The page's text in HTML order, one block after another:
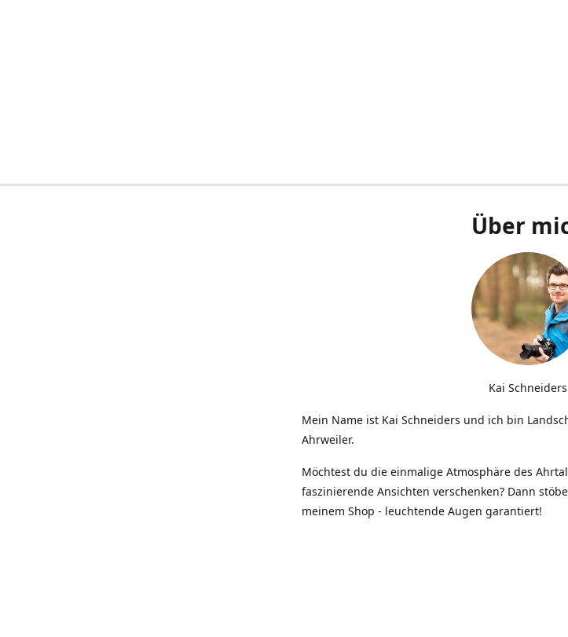
Über
Kai Schneiders
Mein Name ist Kai Schneiders und ich bin
Ahrweiler.
Möchtest du die einmalige Atmosphäre des
faszinierende Ansichten verschenken? Dann
meinem Shop - leuchtende Augen garantiert!